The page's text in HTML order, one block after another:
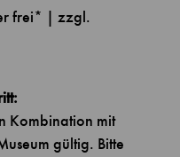
frei* | zzgl.
Kombination mit
gültig. Bitte